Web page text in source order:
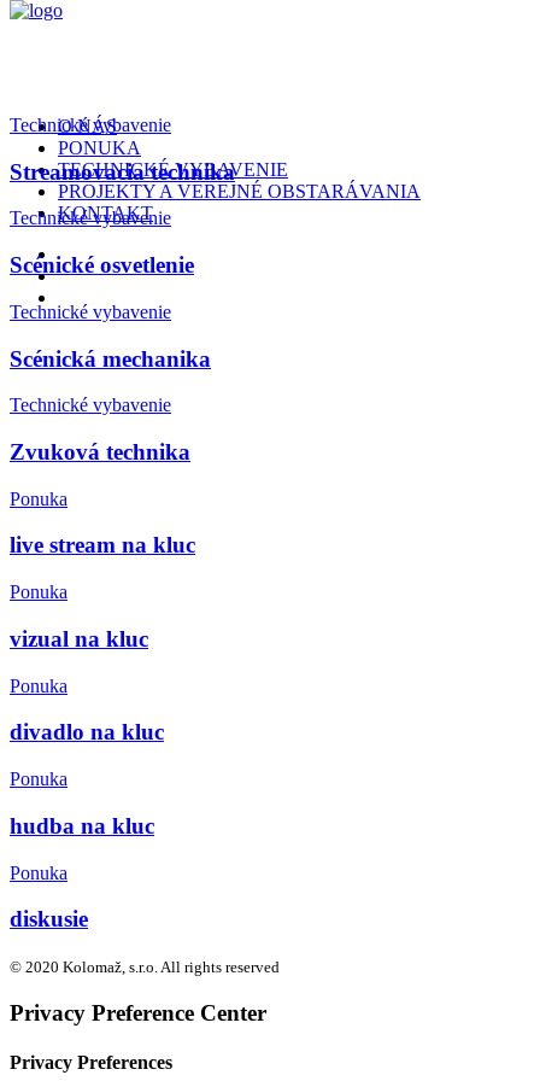
O NÁS
PONUKA
TECHNICKÉ VYBAVENIE
PROJEKTY A VEREJNÉ OBSTARÁVANIA
KONTAKT
Technické vybavenie
Streamovacia technika
Technické vybavenie
Scénické osvetlenie
Technické vybavenie
Scénická mechanika
Technické vybavenie
Zvuková technika
Ponuka
live stream na kluc
Ponuka
vizual na kluc
Ponuka
divadlo na kluc
Ponuka
hudba na kluc
Ponuka
diskusie
© 2020 Kolomaž, s.r.o. All rights reserved
Privacy Preference Center
Privacy Preferences